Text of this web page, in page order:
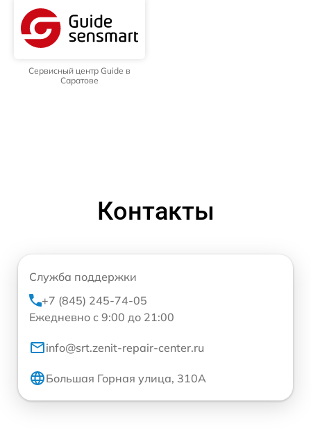
Сервисный центр Guide в
Саратове
Контакты
Служба поддержки
+7 (845) 245-74-05
Ежедневно с 9:00 до 21:00
info@srt.zenit-repair-center.ru
Большая Горная улица, 310А